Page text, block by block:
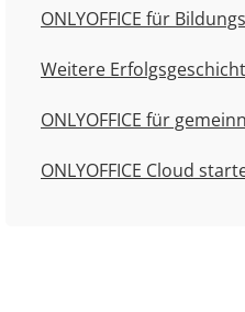
ONLYOFFICE für
Weitere
ONLYOFFICE für
ONLYOFFICE Cloud